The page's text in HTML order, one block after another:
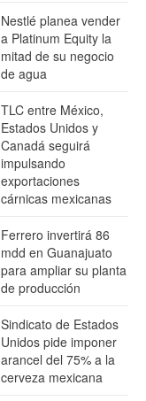
Nestlé planea vender
a Platinum Equity la
mitad de su negocio
de agua
TLC entre México,
Estados Unidos y
Canadá seguirá
impulsando
exportaciones
cárnicas mexicanas
Ferrero invertirá 86
mdd en Guanajuato
para ampliar su planta
de producción
Sindicato de Estados
Unidos pide imponer
arancel del 75% a la
cerveza mexicana